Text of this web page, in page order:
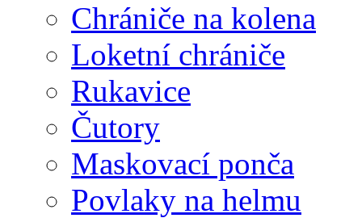
Chrániče na kolena
Loketní chrániče
Rukavice
Čutory
Maskovací ponča
Povlaky na helmu